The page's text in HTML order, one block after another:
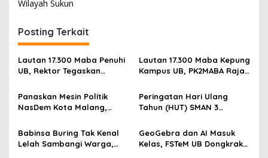
t
n
a
v
i
g
a
t
i
Wilayah Sukun
Posting Terkait
Lautan 17.300 Maba Penuhi
UB, Rektor Tegaskan
Bullying
Lautan 17.300 Maba Kepung
Kampus UB, PK2MABA Raja
Panaskan Mesin Politik
NasDem Kota Malang,
Kemenangan
Peringatan Hari Ulang
Tahun (HUT) SMAN 3
untuk memperkuat
komitmen sekolah dalam
mempertahankan tradisi
Babinsa Buring Tak Kenal
Lelah Sambangi Warga,
GeoGebra dan AI Masuk
Kelas, FSTeM UB Dongkrak